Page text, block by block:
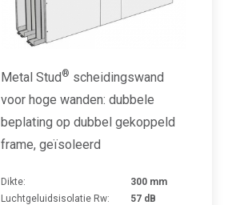
Metal Stud® scheidingswand
voor hoge wanden: dubbele
beplating op dubbel gekoppeld
frame, geïsoleerd
Dikte:
300 mm
Luchtgeluidsisolatie Rw:
57 dB